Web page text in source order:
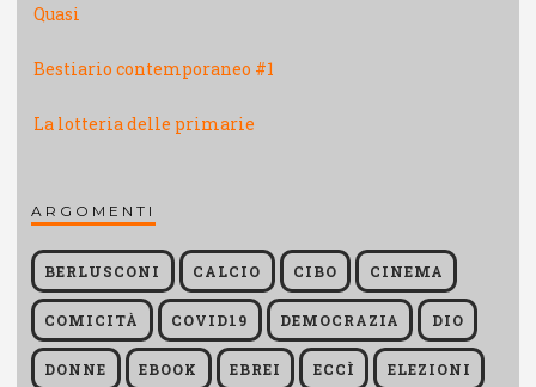
Quasi
Bestiario contemporaneo #1
La lotteria delle primarie
ARGOMENTI
BERLUSCONI CALCIO CIBO CINEMA
COMICITÀ COVID19 DEMOCRAZIA DIO
DONNE EBOOK EBREI ECCÌ ELEZIONI